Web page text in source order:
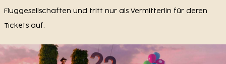
Fluggesellschaften und tritt nur als Vermitterlin für deren
Tickets auf.